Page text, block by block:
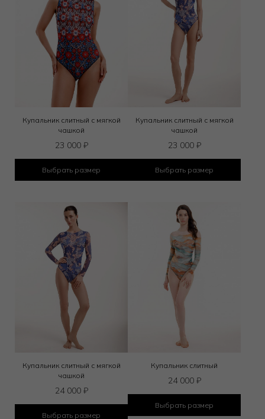
Купальник слитный с мягкой
чашкой
23 000 ₽
Выбрать размер
Купальник слитный с мягкой
чашкой
23 000 ₽
Выбрать размер
Купальник слитный с мягкой
чашкой
24 000 ₽
Выбрать размер
Купальник слитный
24 000 ₽
Выбрать размер